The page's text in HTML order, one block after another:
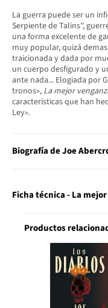
La guerra puede ser un
Serpiente de Talins'',
una forma excelente de
muy popular, quizá
traicionada y dada por
un cuerpo desfigurado y
ante nada... Elogiada por
tronos», La mejor
características que han
Ley».
Biografía de Joe
Ficha técnica - La
Productos